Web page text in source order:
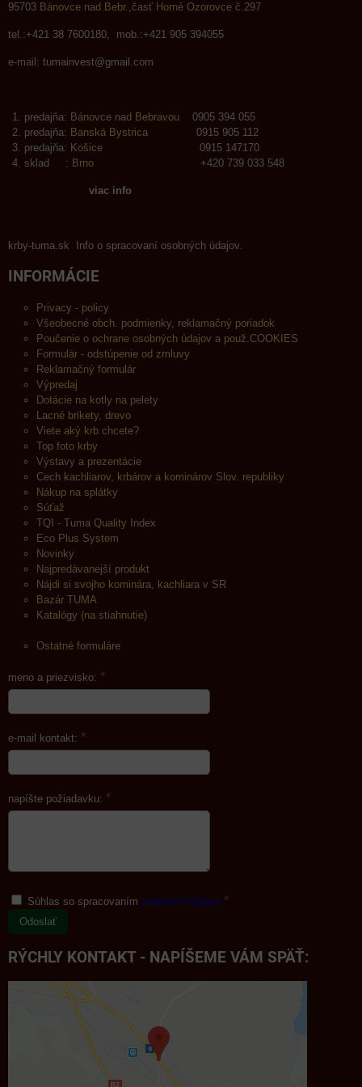
95703 Bánovce nad Bebr.,časť Horné Ozorovce č.297
tel.:+421 38 7600180, mob.:+421 905 394055
e-mail: tumainvest@gmail.com
predajňa: Bánovce nad Bebravou 0905 394 055
predajňa: Banská Bystrica 0915 905 112
predajňa: Košice 0915 147170
sklad : Brno +420 739 033 548
viac info
krby-tuma.sk Info o spracovaní osobných údajov.
INFORMÁCIE
Privacy - policy
Všeobecné obch. podmienky, reklamačný poriadok
Poučenie o ochrane osobných údajov a použ.COOKIES
Formulár - odstúpenie od zmluvy
Reklamačný formulár
Výpredaj
Dotácie na kotly na pelety
Lacné brikety, drevo
Viete aký krb chcete?
Top foto krby
Výstavy a prezentácie
Cech kachliarov, krbárov a kominárov Slov. republiky
Nákup na splátky
Súťaž
TQI - Tuma Quality Index
Eco Plus System
Novinky
Najpredávanejší produkt
Nájdi si svojho kominára, kachliara v SR
Bazár TUMA
Katalógy (na stiahnutie)
Ostatné formuláre
meno a priezvisko: *
e-mail kontakt: *
napíšte požiadavku: *
Súhlas so spracovaním osobných údajov *
Odoslať
RÝCHLY KONTAKT - NAPÍŠEME VÁM SPÄŤ: